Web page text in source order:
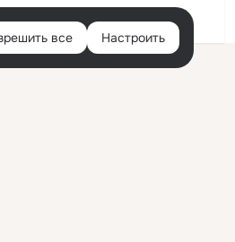
Войти
все Настроить